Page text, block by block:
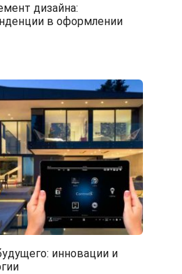
дизайна:
в оформлении
инновации и